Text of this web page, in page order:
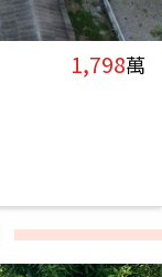
1,798萬